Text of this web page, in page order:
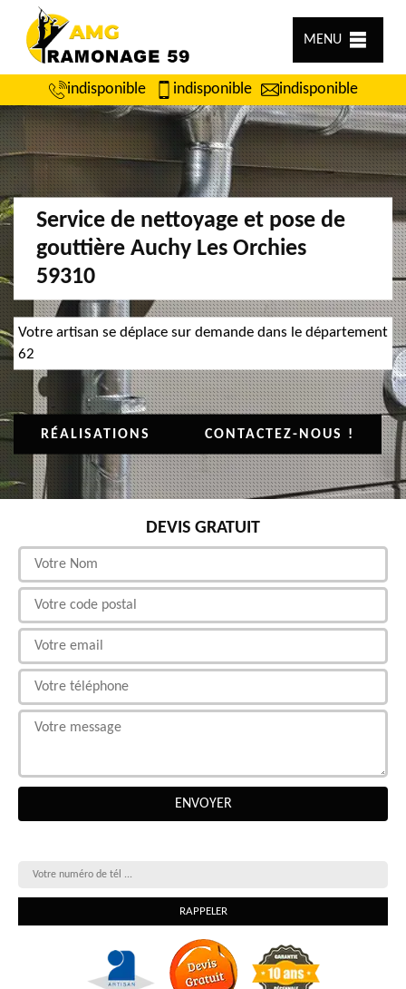
MENU
indisponible indisponible indisponible
Service de nettoyage et pose de
gouttière Auchy Les Orchies
59310
Votre artisan se déplace sur demande dans le département
62
RÉALISATIONS CONTACTEZ-NOUS !
DEVIS GRATUIT